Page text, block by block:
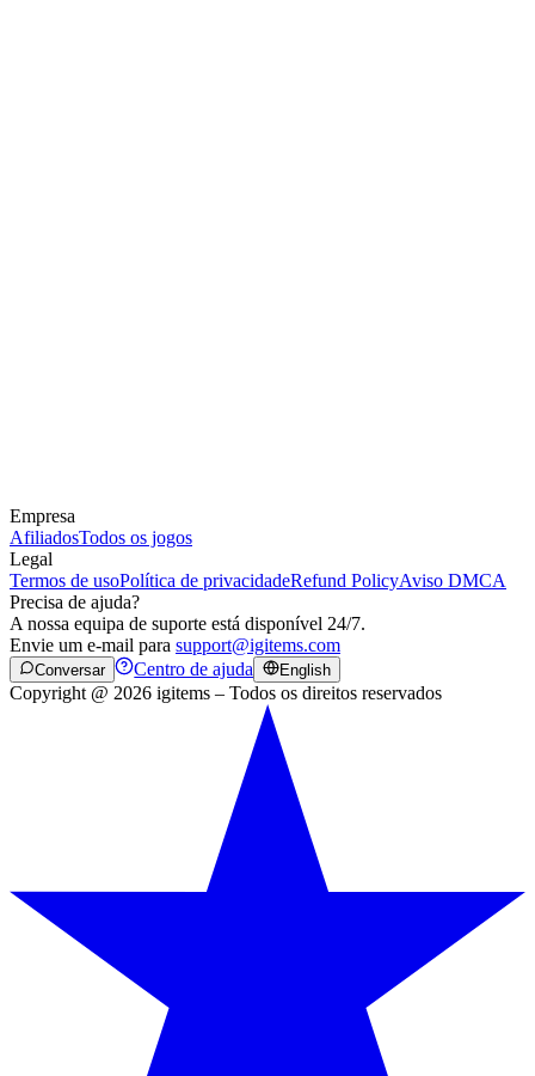
Empresa
AfiliadosTodos os jogos
Legal
Termos de usoPolítica de privacidadeRefund PolicyAviso DMCA
Precisa de ajuda?
A nossa equipa de suporte está disponível 24/7.
Envie um e-mail para support@igitems.com
Conversar Centro de ajuda English
Copyright @ 2026 igitems – Todos os direitos reservados